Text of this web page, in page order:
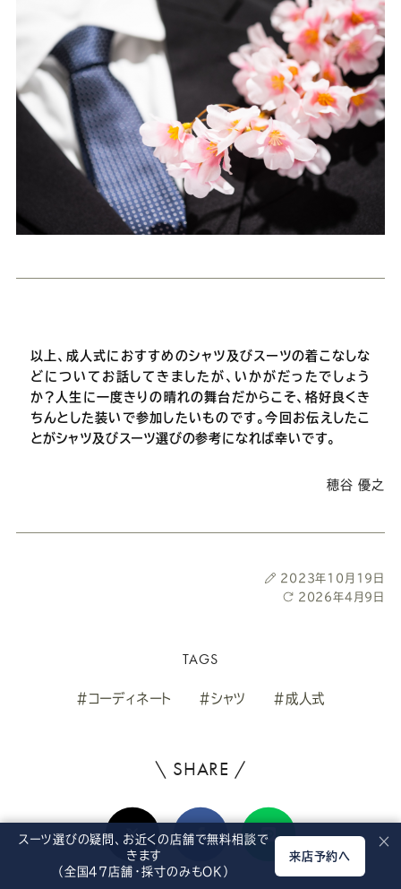
以上、成人式におすすめのシャツ及びスーツの着こなしな
どについてお話してきましたが、いかがだったでしょう
か？人生に一度きりの晴れの舞台だからこそ、格好良くき
ちんとした装いで参加したいものです。今回お伝えしたこ
とがシャツ及びスーツ選びの参考になれば幸いです。
穂谷 優之
投
稿
2023年10月19日
最
2026年4月9日
TAGS
#コーディネート #シャツ #成人式
\ SHARE /
ろ
し
X(Twitter)FacebookLine
スーツ選びの疑問、お近くの店舗で無料相談で
きます
（全国47店舗・採寸のみもOK）
来店予約へ
×